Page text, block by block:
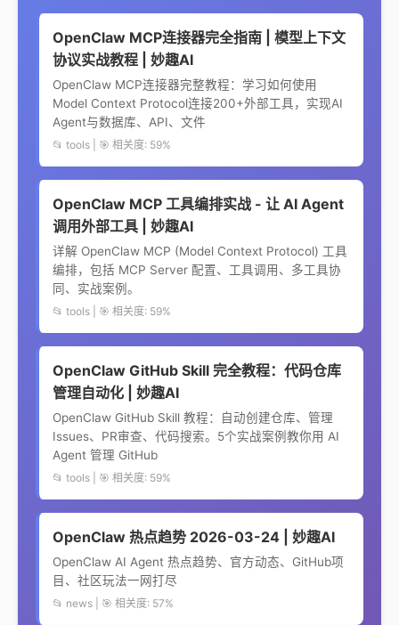
OpenClaw MCP连接器完全指南 | 模型上下文
协议实战教程 | 妙趣AI
OpenClaw MCP连接器完整教程：学习如何使用
Model Context Protocol连接200+外部工具，实现AI
Agent与数据库、API、文件
📂 tools | 🎯 相关度: 59%
OpenClaw MCP 工具编排实战 - 让 AI Agent
调用外部工具 | 妙趣AI
详解 OpenClaw MCP (Model Context Protocol) 工具
编排，包括 MCP Server 配置、工具调用、多工具协
同、实战案例。
📂 tools | 🎯 相关度: 59%
OpenClaw GitHub Skill 完全教程：代码仓库
管理自动化 | 妙趣AI
OpenClaw GitHub Skill 教程：自动创建仓库、管理
Issues、PR审查、代码搜索。5个实战案例教你用 AI
Agent 管理 GitHub
📂 tools | 🎯 相关度: 59%
OpenClaw 热点趋势 2026-03-24 | 妙趣AI
OpenClaw AI Agent 热点趋势、官方动态、GitHub项
目、社区玩法一网打尽
📂 news | 🎯 相关度: 57%